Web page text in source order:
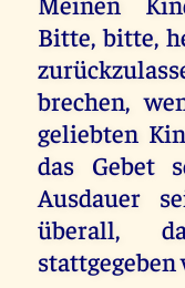
Bitte, bitte,
brechen,
geliebten
das Gebet
Ausdauer
überall,
stattgegeben